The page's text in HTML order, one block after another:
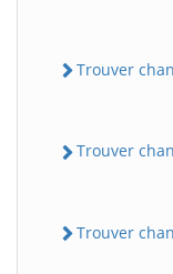
Trouver
Trouver
Trouver